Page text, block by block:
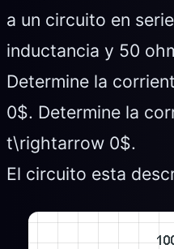
a un circuito en serie
inductancia y 50
Determine la
0$. Determine la
t\rightarrow 0$.
El circuito esta